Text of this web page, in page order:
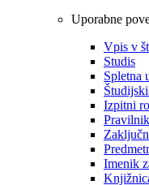
Uporabne
Vpis v
Studis
Spletna
Izpitni
Imenik